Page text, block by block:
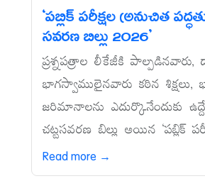
‘పబ్లిక్‌ పరీక్షల (అనుచిత
సవరణ బిల్లు 2026’
ప్రశ్నపత్రాల లీకేజీకి
భాగస్వాములైనవారు కఠిన శిక్షలు,
జరిమానాలను ఎదుర్కొనేందుకు
చట్టసవరణ బిల్లు అయిన ‘పబ్లిక్‌
Read more →